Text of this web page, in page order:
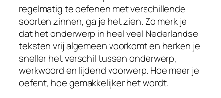
regelmatig te oefenen met verschillende
soorten zinnen, ga je het zien. Zo merk je
dat het onderwerp in heel veel Nederlandse
teksten vrij algemeen voorkomt en herken je
sneller het verschil tussen onderwerp,
werkwoord en lijdend voorwerp. Hoe meer je
oefent, hoe gemakkelijker het wordt.